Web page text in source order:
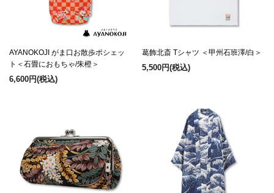
AYANOKOJI がま口お散歩ポシェッ
ト＜石畳におもちゃ/朱橙＞
6,600円(税込)
葛飾北斎 Tシャツ ＜甲州石班澤/白＞
5,500円(税込)